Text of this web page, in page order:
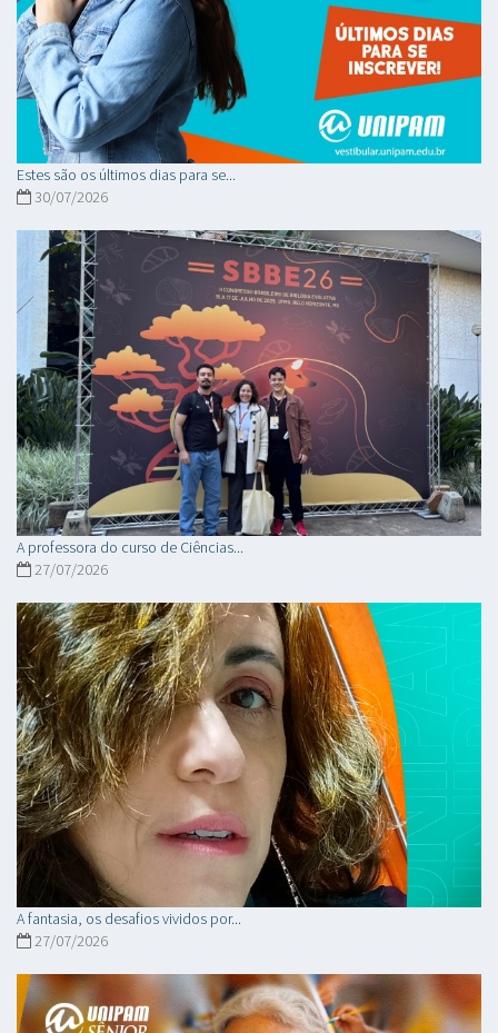
Estes são os últimos dias para se...
30/07/2026
A professora do curso de Ciências...
27/07/2026
A fantasia, os desafios vividos por...
27/07/2026